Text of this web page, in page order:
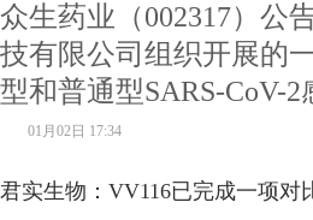
验全部患者入组_热闻
众生药业（002317）公
技有限公司组织开展的
型和普通型SARS-CoV-2
01月02日 17:34
君实生物：VV116已完成一项对